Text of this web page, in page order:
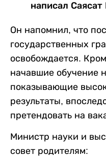
написал Саясат
Он напомнил, что
государственных
освобождается.
начавшие обучение
показывающие
результаты,
претендовать на
Министр науки и
совет родителям: